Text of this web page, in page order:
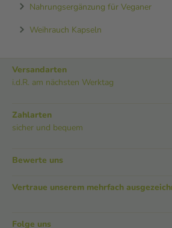
Nahrungsergänzung für Veganer
Weihrauch Kapseln
Versandarten
i.d.R. am nächsten Werktag
Zahlarten
sicher und bequem
Bewerte uns
Vertraue unserem mehrfach
Folge uns